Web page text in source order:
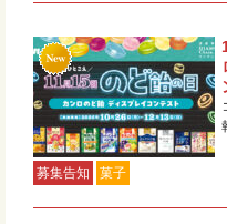
募集告知 菓子